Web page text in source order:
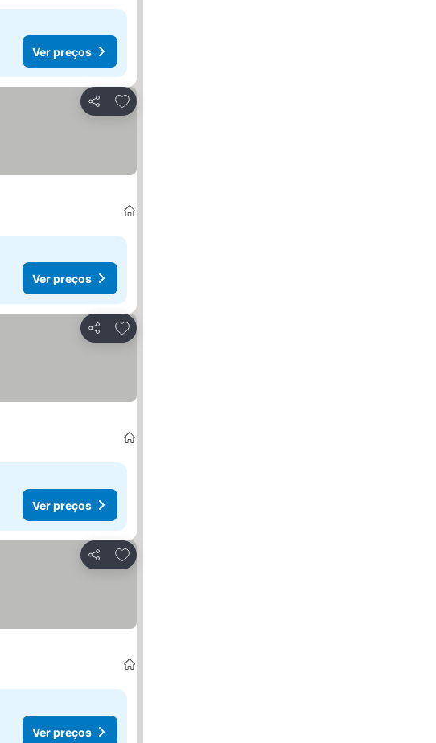
Ver preços
Partilhar
Adicionar aos favoritos
Ver preços
Partilhar
Adicionar aos favoritos
Ver preços
Partilhar
Adicionar aos favoritos
Ver preços